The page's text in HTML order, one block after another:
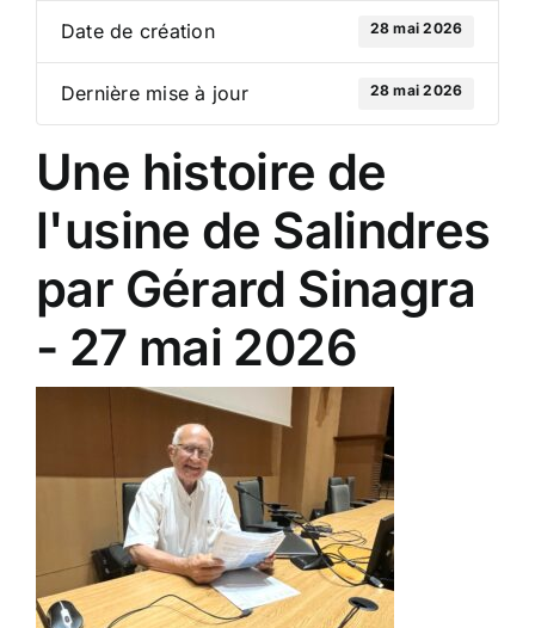
Date de création 28 mai 2026
Dernière mise à jour 28 mai 2026
Une histoire de
l'usine de Salindres
par Gérard Sinagra
- 27 mai 2026